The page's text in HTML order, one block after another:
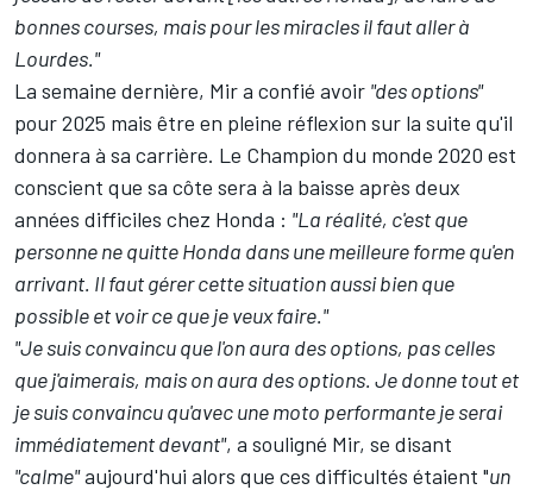
bonnes courses, mais pour les miracles il faut aller à
Lourdes."
La semaine dernière, Mir a confié avoir "des options"
pour 2025 mais être en pleine réflexion sur la suite qu'il
donnera à sa carrière. Le Champion du monde 2020 est
conscient que sa côte sera à la baisse après deux
années difficiles chez Honda : "La réalité, c'est que
personne ne quitte Honda dans une meilleure forme qu'en
arrivant. Il faut gérer cette situation aussi bien que
possible et voir ce que je veux faire."
"Je suis convaincu que l'on aura des options, pas celles
que j'aimerais, mais on aura des options. Je donne tout et
je suis convaincu qu'avec une moto performante je serai
immédiatement devant", a souligné Mir, se disant
"calme"aujourd'hui alors que ces difficultés étaient "un